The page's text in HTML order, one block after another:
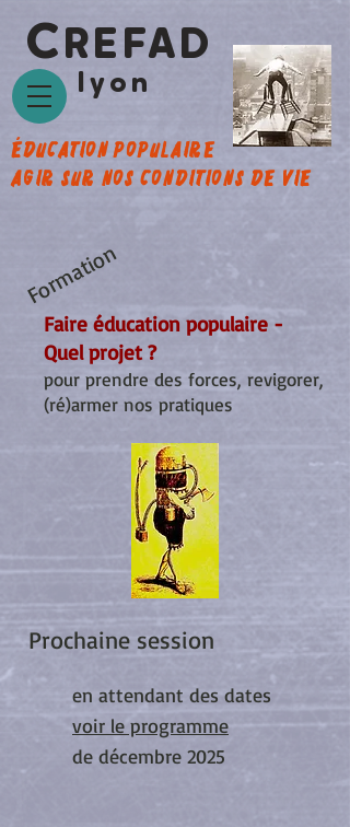
éducation populaire
agir sur nos conditions de vie
CREFAD
lyon
Formation
​
Faire éducation populaire -
Quel projet ?
pour prendre des forces, revigorer,
(ré)armer nos pratiques
Prochaine session
en attendant des dates
voir le programme
de décembre 2025